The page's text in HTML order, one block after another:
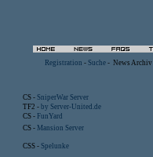
Registration - Suche - News Archiv
CS - SniperWar Server
TF2 - by Server-United.de
CS - FunYard
CS - Mansion Server
CSS - Spelunke